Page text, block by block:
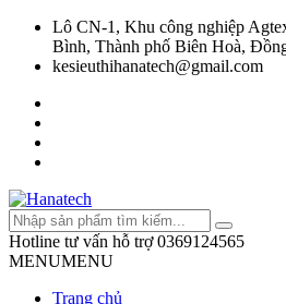
Lô CN-1, Khu công nghiệp
Bình, Thành phố Biên Hoà,
kesieuthihanatech@gmail.com
Hotline tư vấn hỗ trợ 0369124565
MENUMENU
Trang chủ